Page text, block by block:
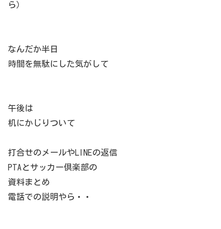
ら）
なんだか半日
時間を無駄にした気がして
午後は
机にかじりついて
打合せのメールやLINEの返信
PTAとサッカー倶楽部の
資料まとめ
電話での説明やら・・